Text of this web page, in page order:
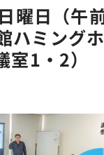
曜日（午
ハミング
室1・2）